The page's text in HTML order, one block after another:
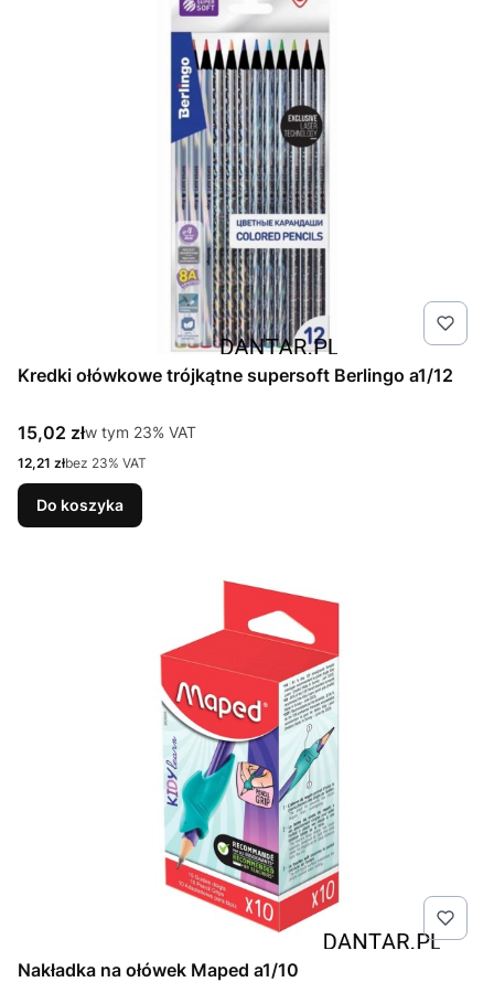
Kredki ołówkowe trójkątne supersoft Berlingo a1/12
Cena brutto
15,02 złw tym %s VAT
w tym 23% VAT
Cena netto
12,21 złbez 23% VAT
Do koszyka
Nakładka na ołówek Maped a1/10